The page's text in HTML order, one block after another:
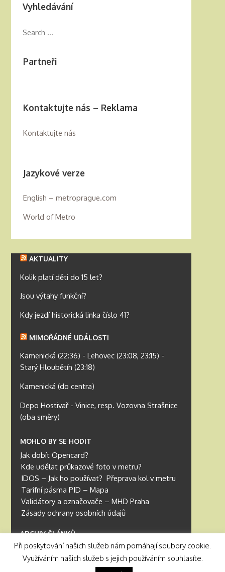
Vyhledávání
Partneři
Kontaktujte nás – Reklama
Kontaktujte nás
Jazykové verze
English – metroprague.com
World of Metro
AKTUALITY
Kolik platí děti do 15 let?
Jsou výtahy funkční?
Kdy jezdí historická linka číslo 41?
MIMOŘÁDNÉ UDÁLOSTI
Kamenická (22:36) - Lehovec (23:08, 23:15) -
Starý Hloubětín (23:18)
Kamenická (do centra)
Depo Hostivař - Vinice, resp. Vozovna Strašnice
(oba směry)
MOHLO BY SE HODIT
Jak dobít Opencard?
Kde udělat průkazové foto v metru?
IDOS – Jak ho používat? Přeprava kol v metru
Tarifní pásma PID – Mapa
Validátory a označovače – MHD Praha
Zásady ochrany osobních údajů
ARCHIV ČLÁNKŮ
Archiv článků
Při poskytování našich služeb nám pomáhají soubory cookie.
Využíváním našich služeb s jejich používáním souhlasíte.